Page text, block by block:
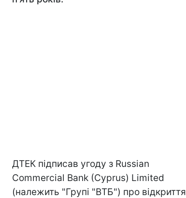
ДТЕК підписав угоду з Russian
Commercial Bank (Cyprus) Limited
(належить "Групі "ВТБ") про відкриття